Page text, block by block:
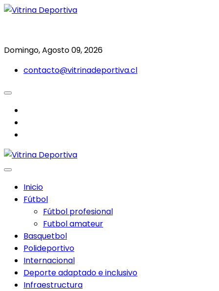
Saltar
Domingo, Agosto 09, 2026
contacto@vitrinadeportiva.cl
Inicio
Fútbol
Fútbol profesional
Futbol amateur
Basquetbol
Polideportivo
Internacional
Deporte adaptado e inclusivo
Infraestructura